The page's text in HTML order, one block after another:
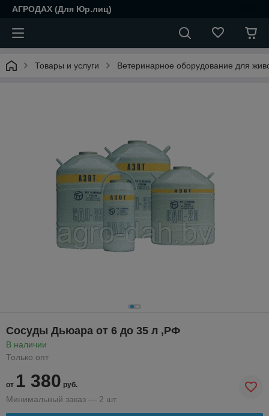
АГРОДАХ (Для Юр.лиц)
Товары и услуги Ветеринарное оборудование для
Сосуды Дьюара от 6 до 35 л ,РФ
В наличии
Только опт
от 1 380 руб.
Минимальный заказ — 2 шт.